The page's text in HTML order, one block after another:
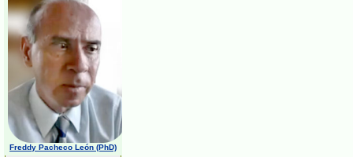
Freddy Pacheco León (PhD)